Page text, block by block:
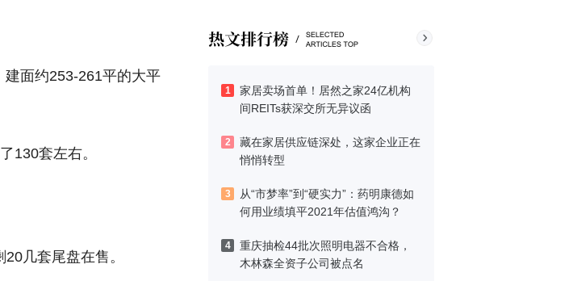
1
家居卖场首单！居然之家24亿机构
间REITs获深交所无异议函
2
藏在家居供应链深处，这家企业正在
悄悄转型
3
从“市梦率”到“硬实力”：药明康德如
何用业绩填平2021年估值鸿沟？
4
重庆抽检44批次照明电器不合格，
木林森全资子公司被点名
面约253-261平的大平
130套左右。
几套尾盘在售。